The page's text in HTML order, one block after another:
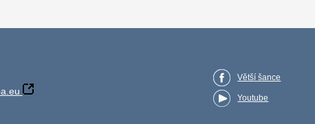
Větší šance
Youtube